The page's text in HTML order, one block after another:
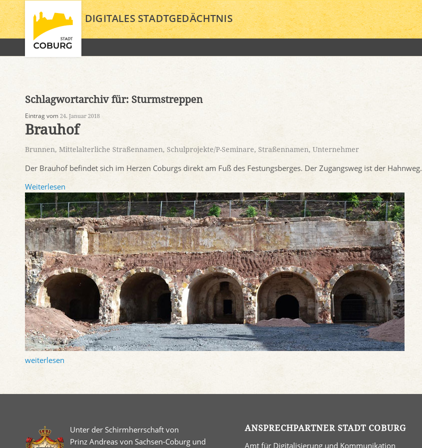
DIGITALES STADTGEDÄCHTNIS
Schlagwortarchiv für: Sturmstreppen
Eintrag vom 24. Januar 2018
Brauhof
Brunnen, Mittelalterliche Straßennamen, Schulprojekte/P-Seminare, Straßennamen, Unternehmer
Der Brauhof befindet sich im Herzen Coburgs direkt am Fuß des Festungsberges. Der Zugangsweg ist der Hahnweg.
Weiterlesen
weiterlesen
Unter der Schirmherrschaft von
Prinz Andreas von Sachsen-Coburg und
ANSPRECHPARTNER STADT COBURG
Amt für Digitalisierung und Kommunikation